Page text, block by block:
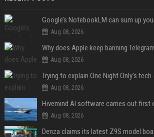
Aug 08, 2026
Why does Apple keep banning
Aug 08, 2026
Trying to explain One Night Only’s
Aug 08, 2026
Aug 08, 2026